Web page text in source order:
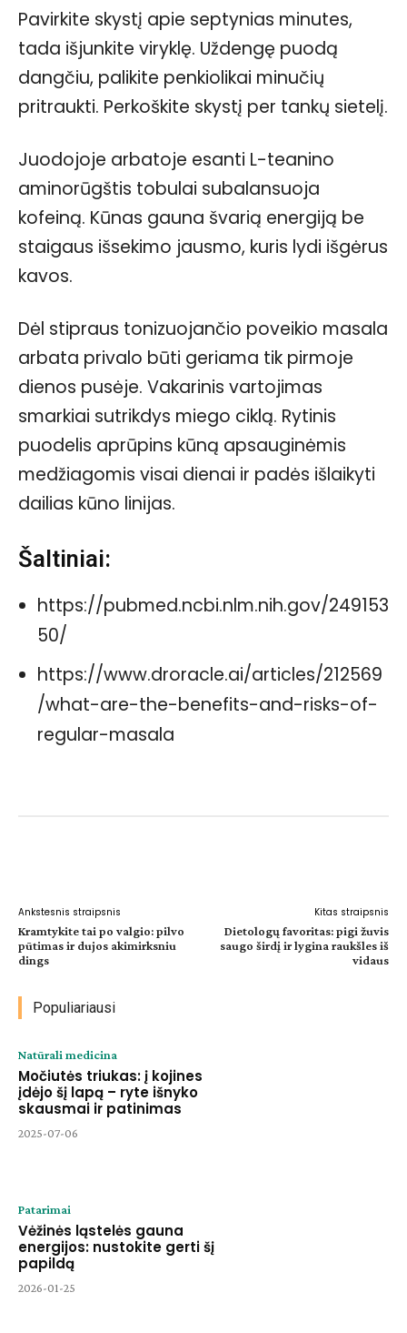
Pavirkite skystį apie septynias minutes,
tada išjunkite viryklę. Uždengę puodą
dangčiu, palikite penkiolikai minučių
pritraukti. Perkoškite skystį per tankų sietelį.
Juodojoje arbatoje esanti L-teanino
aminorūgštis tobulai subalansuoja
kofeiną. Kūnas gauna švarią energiją be
staigaus išsekimo jausmo, kuris lydi išgėrus
kavos.
Dėl stipraus tonizuojančio poveikio masala
arbata privalo būti geriama tik pirmoje
dienos pusėje. Vakarinis vartojimas
smarkiai sutrikdys miego ciklą. Rytinis
puodelis aprūpins kūną apsauginėmis
medžiagomis visai dienai ir padės išlaikyti
dailias kūno linijas.
Šaltiniai:
https://pubmed.ncbi.nlm.nih.gov/249153
50/
https://www.droracle.ai/articles/212569
/what-are-the-benefits-and-risks-of-
regular-masala
Ankstesnis straipsnis
Kramtykite tai po valgio: pilvo
pūtimas ir dujos akimirksniu
dings
Kitas straipsnis
Dietologų favoritas: pigi žuvis
saugo širdį ir lygina raukšles iš
vidaus
Populiariausi
Natūrali medicina
Močiutės triukas: į kojines
įdėjo šį lapą – ryte išnyko
skausmai ir patinimas
2025-07-06
Patarimai
Vėžinės ląstelės gauna
energijos: nustokite gerti šį
papildą
2026-01-25